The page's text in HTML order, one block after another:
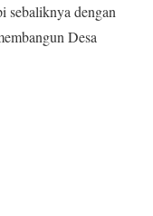
sebaliknya dengan
Desa